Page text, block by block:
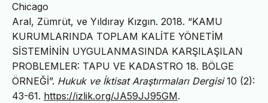
Chicago
Aral, Zümrüt, ve Yıldıray Kızgın. 2018. “KAMU
KURUMLARINDA TOPLAM KALİTE YÖNETİM
SİSTEMİNİN UYGULANMASINDA KARŞILAŞILAN
PROBLEMLER: TAPU VE KADASTRO 18. BÖLGE
ÖRNEĞİ”. Hukuk ve İktisat Araştırmaları Dergisi10 (2):
43-61. https://izlik.org/JA59JJ95GM.